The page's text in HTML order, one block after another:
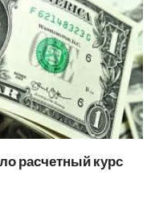
расчетный курс